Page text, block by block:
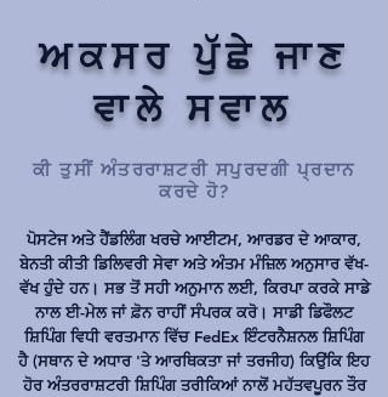
ਅਕਸਰ ਪੁੱਛੇ ਜਾਣ
ਵਾਲੇ ਸਵਾਲ
ਕੀ ਤੁਸੀਂ ਅੰਤਰਰਾਸ਼ਟਰੀ ਸਪੁਰਦਗੀ ਪ੍ਰਦਾਨ
ਕਰਦੇ ਹੋ?
ਪੋਸਟੇਜ ਅਤੇ ਹੈਂਡਲਿੰਗ ਖਰਚੇ ਆਈਟਮ, ਆਰਡਰ ਦੇ ਆਕਾਰ,
ਬੇਨਤੀ ਕੀਤੀ ਡਿਲਿਵਰੀ ਸੇਵਾ ਅਤੇ ਅੰਤਮ ਮੰਜ਼ਿਲ ਅਨੁਸਾਰ ਵੱਖ-
ਵੱਖ ਹੁੰਦੇ ਹਨ। ਸਭ ਤੋਂ ਸਹੀ ਅਨੁਮਾਨ ਲਈ, ਕਿਰਪਾ ਕਰਕੇ ਸਾਡੇ
ਨਾਲ ਈ-ਮੇਲ ਜਾਂ ਫ਼ੋਨ ਰਾਹੀਂ ਸੰਪਰਕ ਕਰੋ। ਸਾਡੀ ਡਿਫੌਲਟ
ਸ਼ਿਪਿੰਗ ਵਿਧੀ ਵਰਤਮਾਨ ਵਿੱਚ FedEx ਇੰਟਰਨੈਸ਼ਨਲ ਸ਼ਿਪਿੰਗ
ਹੈ (ਸਥਾਨ ਦੇ ਅਧਾਰ 'ਤੇ ਆਰਥਿਕਤਾ ਜਾਂ ਤਰਜੀਹ) ਕਿਉਂਕਿ ਇਹ
ਹੋਰ ਅੰਤਰਰਾਸ਼ਟਰੀ ਸ਼ਿਪਿੰਗ ਤਰੀਕਿਆਂ ਨਾਲੋਂ ਮਹੱਤਵਪੂਰਨ ਤੌਰ